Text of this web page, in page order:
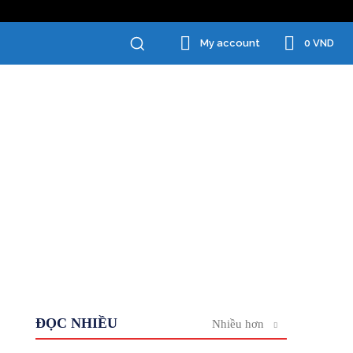
My account 0 VND
ĐỌC NHIỀU Nhiều hơn